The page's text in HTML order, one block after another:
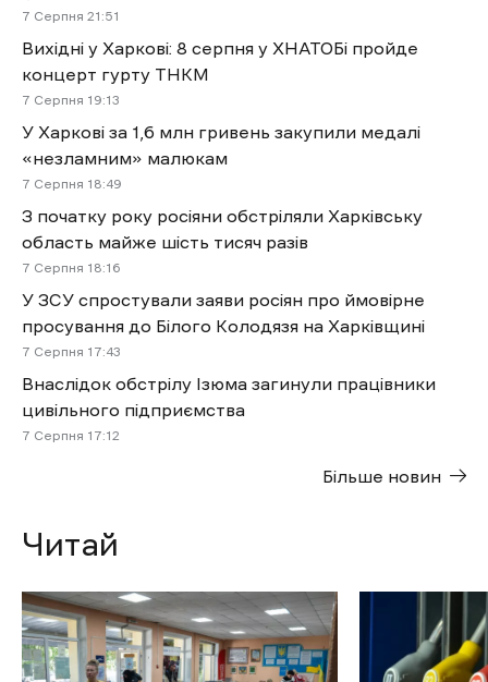
7 Cерпня 21:51
Вихідні у Харкові: 8 серпня у ХНАТОБі пройде
концерт гурту ТНКМ
7 Cерпня 19:13
У Харкові за 1,6 млн гривень закупили медалі
«незламним» малюкам
7 Cерпня 18:49
З початку року росіяни обстріляли Харківську
область майже шість тисяч разів
7 Cерпня 18:16
У ЗСУ спростували заяви росіян про ймовірне
просування до Білого Колодязя на Харківщині
7 Cерпня 17:43
Внаслідок обстрілу Ізюма загинули працівники
цивільного підприємства
7 Cерпня 17:12
Більше новин
Читай